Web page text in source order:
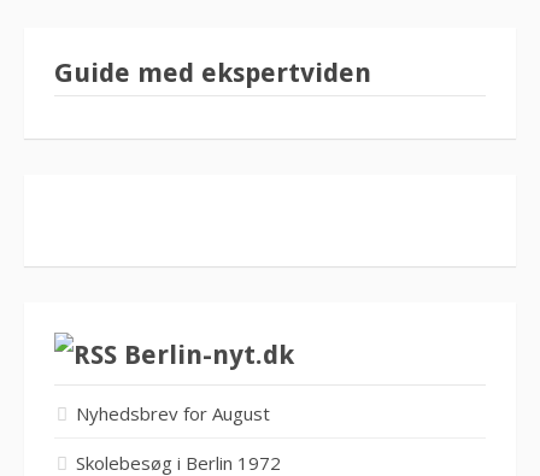
Guide med ekspertviden
Berlin-nyt.dk
Nyhedsbrev for August
Skolebesøg i Berlin 1972